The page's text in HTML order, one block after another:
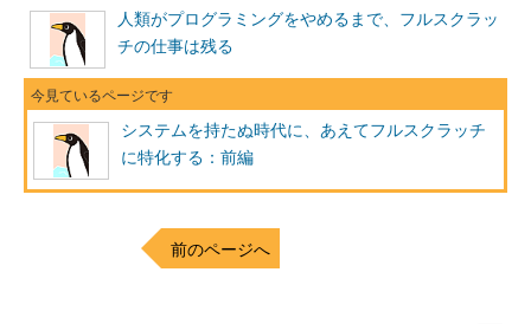
り苦労します。パッケージソフトだと、なおさらです。
島田氏さらにサポート終了になると、これはもうお手上げで
す。次のパッケージを探すしかない。提供側の経営者としてもリ
スキーですし、お客さんにはもっと脅威だと思います。
フルスクラッチに必要な技術はシンプルでつぶしがきく
通することが必要だというお話でした。しかし、フルスクラッチ
も、広範で深い技術に精通しなければならないのではないでしょ
人類がプログラミングをやめるまで、フルスクラッ
チの仕事は残る
システムを持たぬ時代に、あえてフルスクラッチ
に特化する：前編
前のページへ